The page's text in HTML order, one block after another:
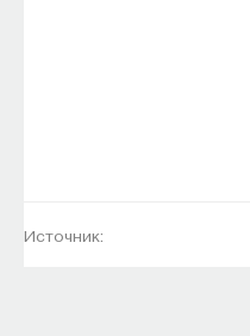
Источник: